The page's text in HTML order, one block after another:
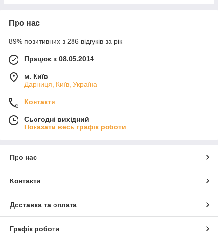
Про нас
89% позитивних з 286 відгуків за рік
Працює з 08.05.2014
м. Київ
Дарниця, Київ, Україна
Контакти
Сьогодні вихідний
Показати весь графік роботи
Про нас
Контакти
Доставка та оплата
Графік роботи